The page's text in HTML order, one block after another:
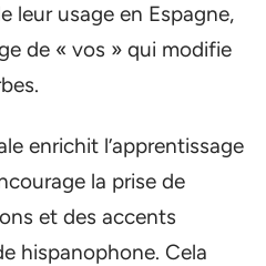
leur usage en Espagne,
de « vos » qui modifie
enrichit l’apprentissage
la prise de
et des accents
hispanophone. Cela